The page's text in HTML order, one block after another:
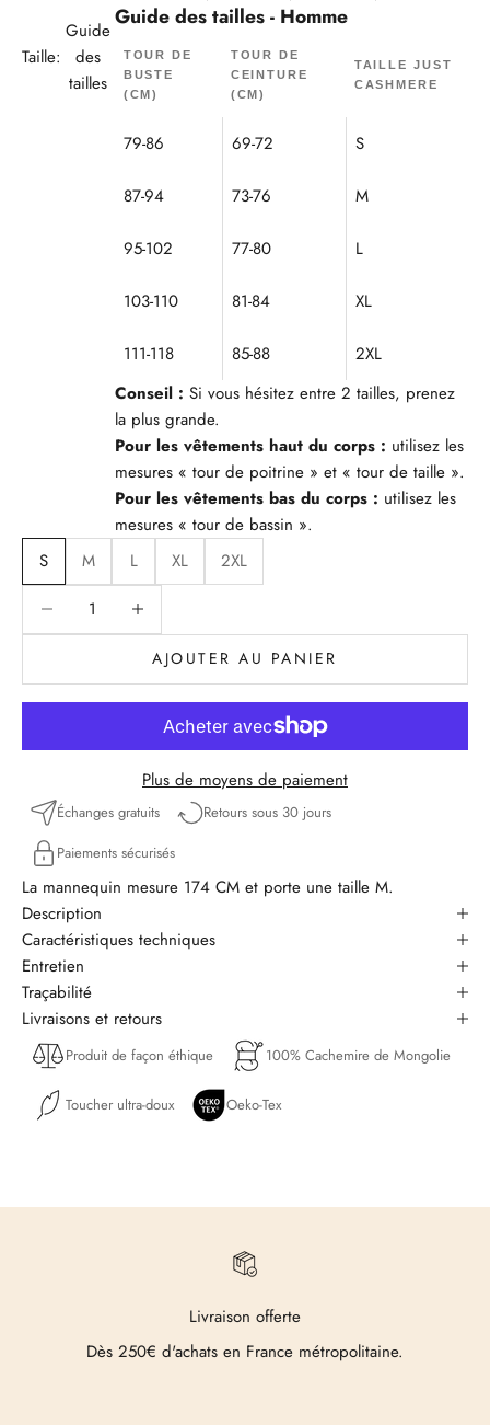
Taille:
Guide
des
tailles
Guide des tailles - Homme
TOUR DE
BUSTE
(CM)
TOUR DE
CEINTURE
(CM)
TAILLE JUST
CASHMERE
79-86 69-72 S
87-94 73-76 M
95-102 77-80 L
103-110 81-84 XL
111-118 85-88
2XL
Conseil : Si vous hésitez entre 2 tailles, prenez
la plus grande.
Pour les vêtements haut du corps : utilisez les
mesures « tour de poitrine » et « tour de taille ».
Pour les vêtements bas du corps : utilisez les
mesures « tour de bassin ».
S
M L XL
2XL
Diminuer la quantitéDiminuer la quantité
AJOUTER AU PANIER
Plus de moyens de paiement
Échanges gratuits
Retours sous 30 jours
Paiements sécurisés
La mannequin mesure 174 CM et porte une taille M.
Description
Caractéristiques techniques
Entretien
Traçabilité
Livraisons et retours
Produit de façon éthique 100% Cachemire de Mongolie
Toucher ultra-doux Oeko-Tex
Livraison offerte
Dès 250€ d'achats en France métropolitaine.